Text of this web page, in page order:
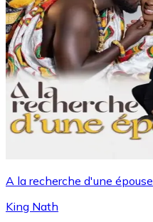
A la recherche d'une épouse
King Nath